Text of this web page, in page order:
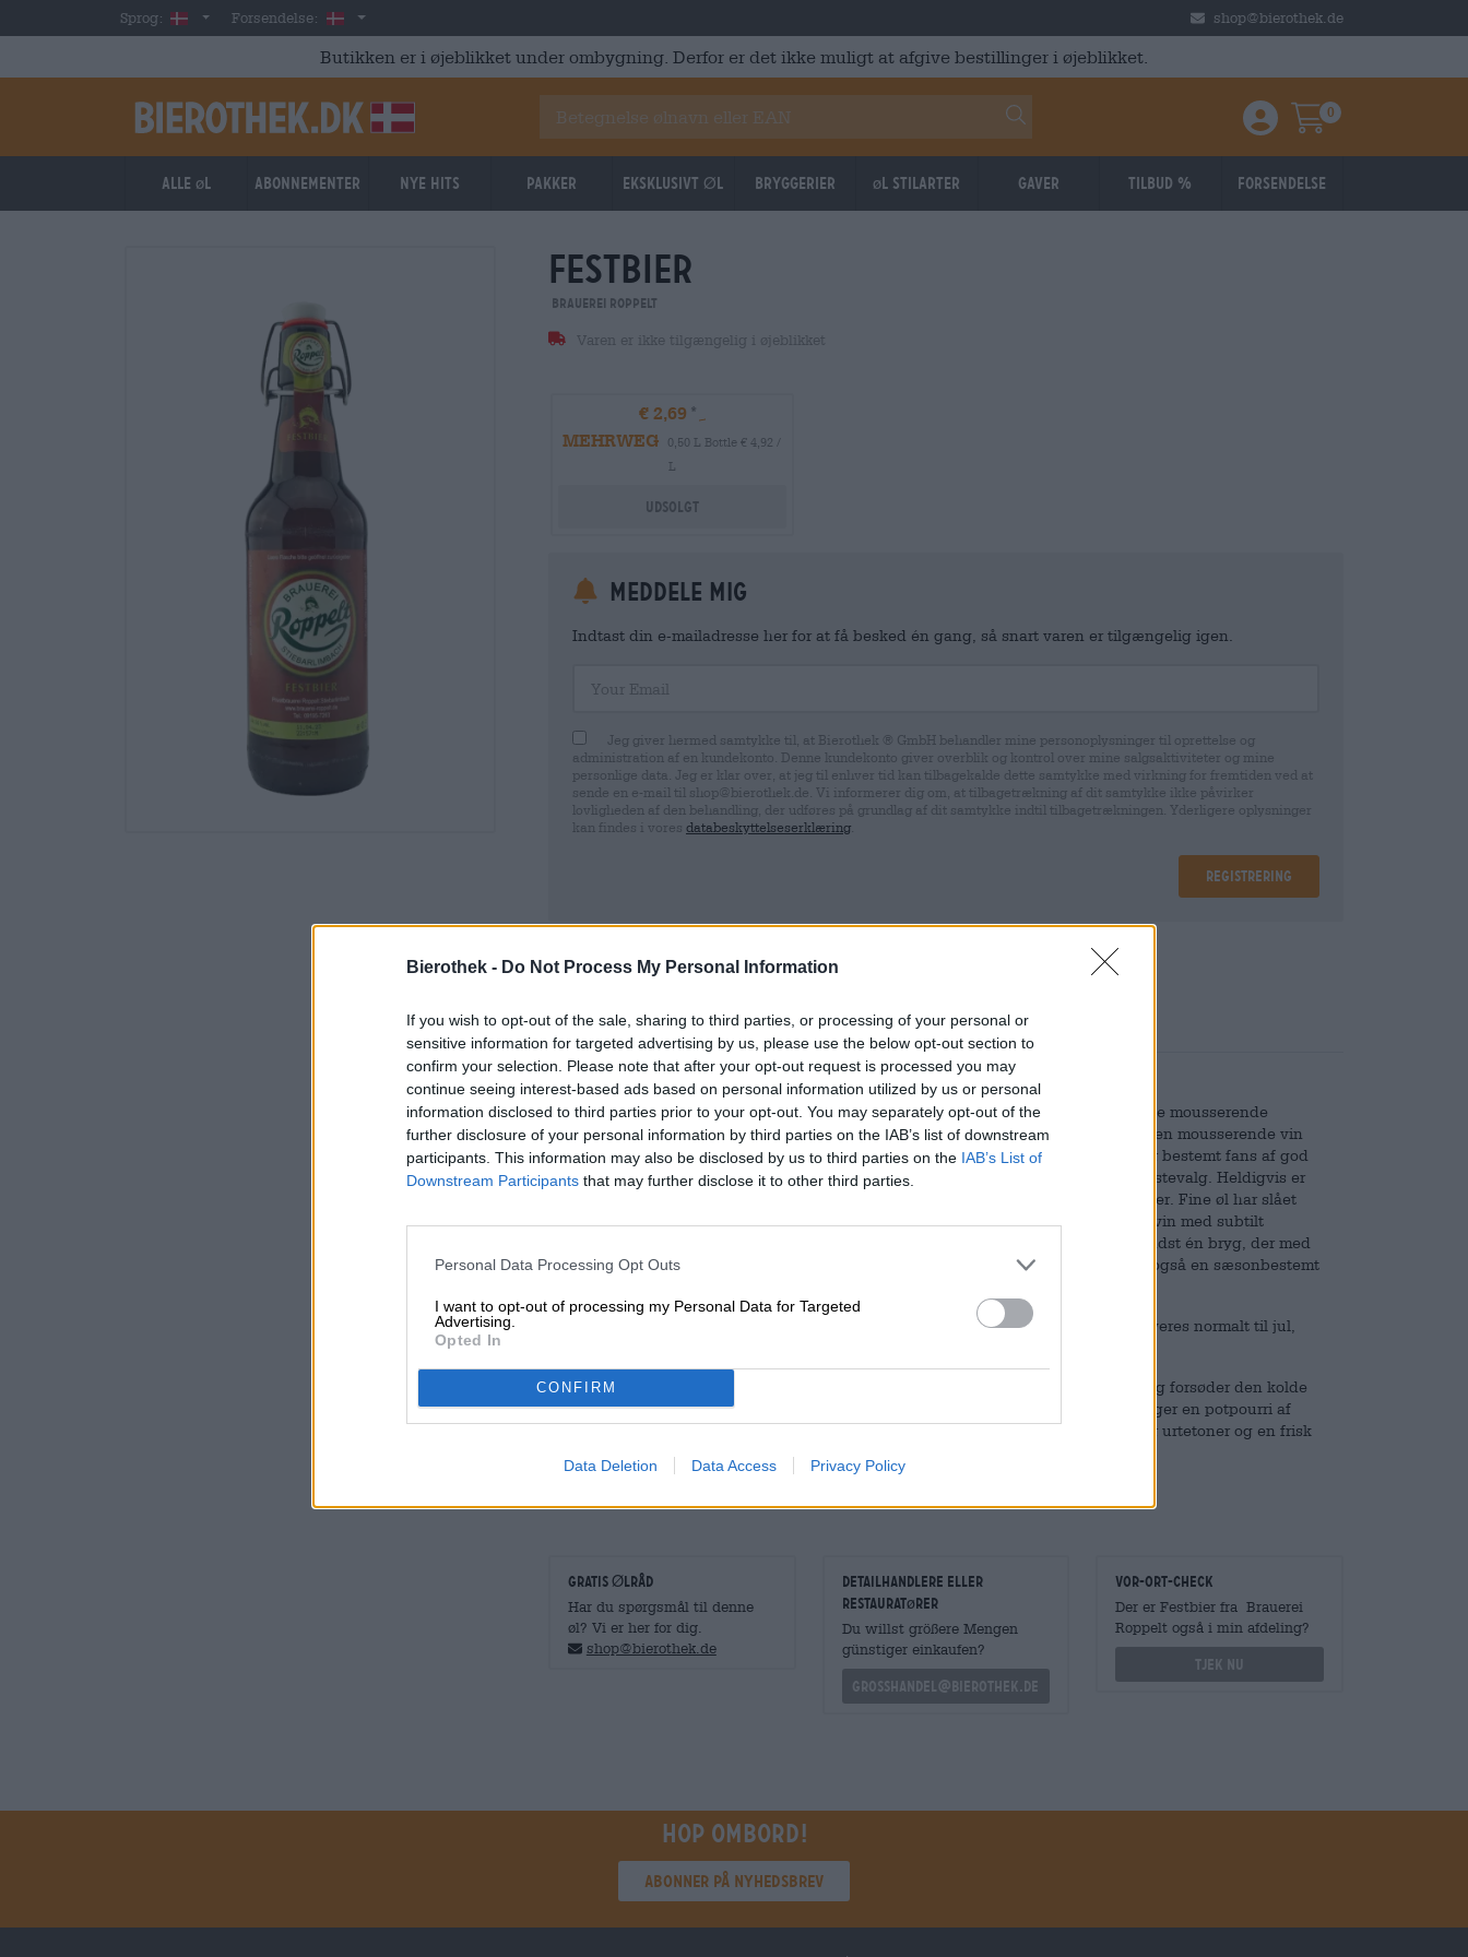
Bierothek - Do Not Process My Personal Information
If you wish to opt-out of the sale, sharing to third parties, or processing of your personal or
sensitive information for targeted advertising by us, please use the below opt-out section to
confirm your selection. Please note that after your opt-out request is processed you may
continue seeing interest-based ads based on personal information utilized by us or personal
information disclosed to third parties prior to your opt-out. You may separately opt-out of the
further disclosure of your personal information by third parties on the IAB’s list of downstream
participants. This information may also be disclosed by us to third parties on the IAB’s List of
Downstream Participants that may further disclose it to other third parties.
Personal Data Processing Opt Outs
I want to opt-out of processing my Personal Data for Targeted
Advertising.
Opted In
CONFIRM
Data Deletion Data Access Privacy Policy
Skip to main contentSprog: DanishForsendelse: Danmark shop@bierothek.de
Butikken er i øjeblikket under ombygning. Derfor er det ikke muligt at afgive bestillinger i øjeblikket.
Einloggen / Anmelden
Warenkorb
0
Alle øl Abonnementer Nye hits Pakker Eksklusivt Øl Bryggerier øl stilarter Gaver Tilbud % Forsendelse
festbier
Brauerei Roppelt
Varen er ikke tilgængelig i øjeblikket
€ 2,69
MEHRWEG
0,50 L Bottle € 4,92 /
L
Udsolgt
meddele mig
Indtast din e-mailadresse her for at få besked én gang, så snart varen er tilgængelig igen.
Jeg giver hermed samtykke til, at Bierothek ® GmbH behandler mine personoplysninger til oprettelse og
administration af en kundekonto. Denne kundekonto giver overblik og kontrol over mine salgsaktiviteter og mine
personlige data. Jeg er klar over, at jeg til enhver tid kan tilbagekalde dette samtykke med virkning for fremtiden ved at
sende en e-mail til shop@bierothek.de. Vi informerer dig om, at tilbagetrækning af dit samtykke ikke påvirker
lovligheden af ​​den behandling, der udføres på grundlag af dit samtykke indtil tilbagetrækningen. Yderligere oplysninger
kan findes i vores databeskyttelseserklæring
Registrering
* Priserne inkluderer forbrugsafgift
Beskrivelse Info kunde anmeldelser (0)
Tidligere blev specielle øjeblikke og helligdage kronet med åbningen af en flaske mousserende
vin.Prikken med proppen introducerede det sjove på en atmosfærisk måde, og den mousserende vin
blev drukket af elegante glas, der gav en fantastisk lyd, når den blev ristet. Vi er bestemt fans af god
alkohol i festlige øjeblikke, men mousserende vin er ikke nødvendigvis vores førstevalg. Heldigvis er
der sket meget i verden af alkoholholdige drikkevarer i løbet af de sidste par årtier. Fine øl har slået
mousserende vin og champagne af podiet og erstatter prætentiøs mousserende vin med subtilt
sammensatte alternativer lavet af humle, malt og gær. Mange bryggerier har mindst én bryg, der med
sin elegance og sofistikerede brygmetode er velegnet til en festlig drink. Der er også en sæsonbestemt
Festbier, som navnet antyder, brygges på højdepunkterne i kalenderåret og serveres normalt til jul,
Eksemplaret fra Roppelt-bryggeriet udkommer årligt i begyndelsen af efteråret og forsøder den kolde
årstid med sin maltede karakter, stærke statur og mørke sjæl. Den fyldige øl bringer en potpourri af
karamel, ristet korn, ovnfrisk brød, blommer og honning i glasset. Humlen tilføjer urtetoner og en frisk
GRATIS ØLRÅD
Har du spørgsmål til denne
øl? Vi er her for dig.
shop@bierothek.de
detailhandlere eller
restauratører
Du willst größere Mengen
günstiger einkaufen?
grosshandel@bierothek.de
Vor-Ort-Check
Der er Festbier fra Brauerei
Roppelt også i min afdeling?
Tjek nu
Hop ombord!
Abonner på nyhedsbrev